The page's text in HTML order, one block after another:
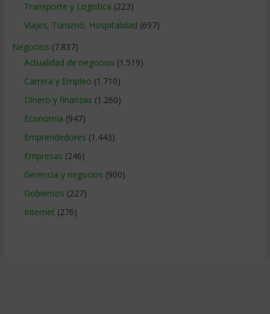
Transporte y Logistica (223)
Viajes, Turismo, Hospitalidad (697)
Negocios (7.837)
Actualidad de negocios (1.519)
Carrera y Empleo (1.710)
Dinero y finanzas (1.260)
Economía (947)
Emprendedores (1.443)
Empresas (246)
Gerencia y negocios (900)
Gobiernos (227)
Internet (276)